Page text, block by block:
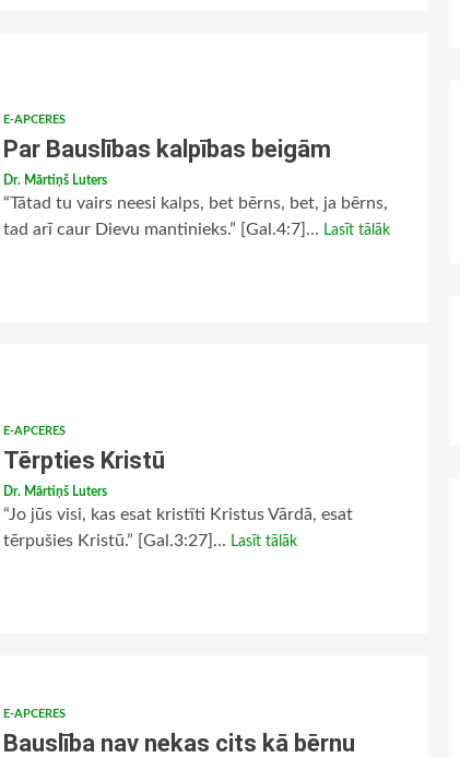
E-APCERES
Par Bauslības kalpības beigām
Dr. Mārtiņš Luters
“Tātad tu vairs neesi kalps, bet bērns, bet, ja bērns,
tad arī caur Dievu mantinieks.” [Gal.4:7]... Lasīt tālāk
E-APCERES
Tērpties Kristū
Dr. Mārtiņš Luters
“Jo jūs visi, kas esat kristīti Kristus Vārdā, esat
tērpušies Kristū.” [Gal.3:27]... Lasīt tālāk
E-APCERES
Bauslība nav nekas cits kā bērnu